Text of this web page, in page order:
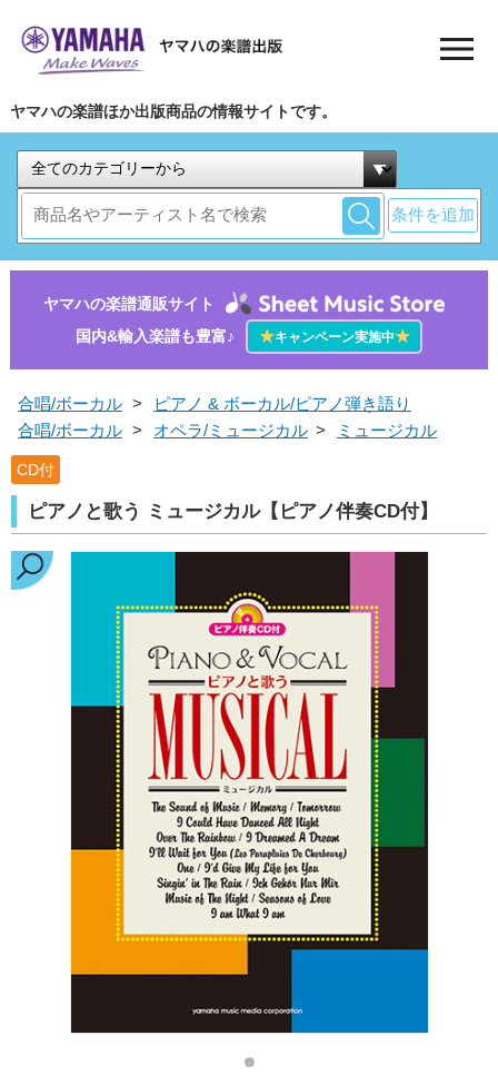
ヤマハの楽譜ほか出版商品の情報サイトです。
条件を追加
ヤマハの楽譜通販サイト
国内&輸入楽譜も豊富♪
★キャンペーン実施中★
合唱/ボーカル >
ピアノ & ボーカル/ピアノ弾き語り
合唱/ボーカル > オペラ/ミュージカル > ミュージカル
CD付
ピアノと歌う ミュージカル【ピアノ伴奏CD付】